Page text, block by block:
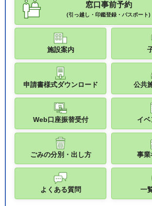
窓口事前予約
(引っ越し・印鑑登録・パスポート)
施設案内
申請書様式ダウンロード 公共
Web口座振替受付 イ
ごみの分別・出し方 事業
よくある質問 一